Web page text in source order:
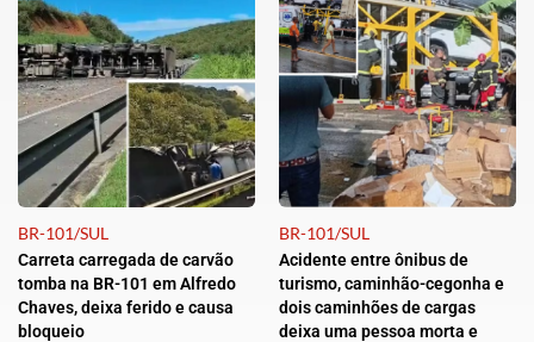
BR-101/SUL
Carreta carregada de carvão
tomba na BR-101 em Alfredo
Chaves, deixa ferido e causa
bloqueio
BR-101/SUL
Acidente entre ônibus de
turismo, caminhão-cegonha e
dois caminhões de cargas
deixa uma pessoa morta e